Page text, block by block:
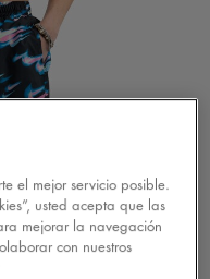
el mejor servicio posible.
usted acepta que las
mejorar la navegación
con nuestros